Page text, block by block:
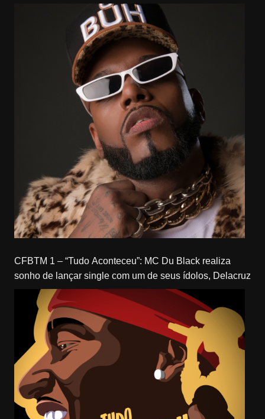
CFBTM 1 – “Tudo Aconteceu”: MC Du Black realiza
sonho de lançar single com um de seus ídolos, Delacruz